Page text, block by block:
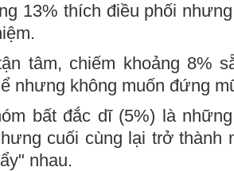
13% thích điều phối
tâm, chiếm khoảng 8%
nhưng không muốn đứng
bất đắc dĩ (5%) là
cuối cùng lại trở thành
nhau.